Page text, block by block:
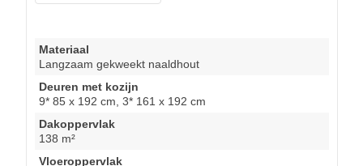
Materiaal
Langzaam gekweekt naaldhout
Deuren met kozijn
9* 85 x 192 cm, 3* 161 x 192 cm
Dakoppervlak
138 m²
Vloeroppervlak